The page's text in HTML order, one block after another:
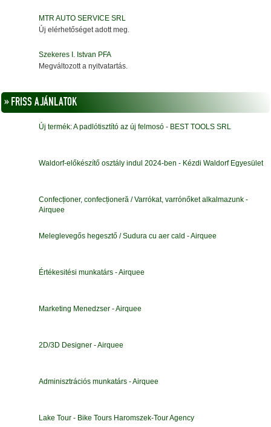
MTR AUTO SERVICE SRL
Új elérhetőséget adott meg.
Szekeres I. Istvan PFA
Megváltozott a nyitvatartás.
» FRISS AJÁNLATOK
Új termék: A padlótisztító az új felmosó - BEST TOOLS SRL
Waldorf-előkészítő osztály indul 2024-ben - Kézdi Waldorf Egyesület
Confecționer, confecționeră / Varrókat, varrónőket alkalmazunk -
Airquee
Meleglevegős hegesztő / Sudura cu aer cald - Airquee
Értékesitési munkatárs - Airquee
Marketing Menedzser - Airquee
2D/3D Designer - Airquee
Adminisztrációs munkatárs - Airquee
Lake Tour - Bike Tours Haromszek-Tour Agency